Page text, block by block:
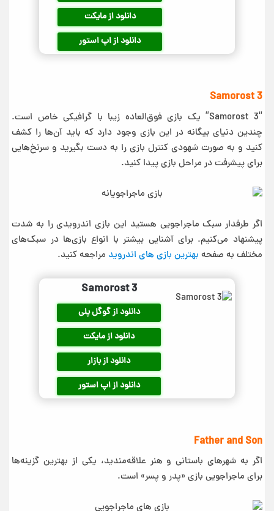
دانلود از مایکت
دانلود از اپ استور
Samorost 3
“Samorost 3” یک بازی فوق‌العاده زیبا با گرافیکی خاص است.
چندین دنیای بیگانه در این بازی وجود دارد که باید آن‌ها را کشف
کنید و به صورت شهودی کنترل بازی را به دست بگیرید و سرنخ‌هایی
برای پیشرفت در مراحل بازی پیدا کنید.
اگر طرفدار سبک ماجراجویی هستید این بازی اندرویدی را به شدت
پیشنهاد می‌کنیم. برای آشنایی بیشتر با انواع بازی‌ها در سبک‌های
مختلف به صفحه بهترین بازی های اندروید مراجعه کنید.
Samorost 3
دانلود از گوگل پلی
دانلود از مایکت
دانلود از بازار
دانلود از اپ استور
Father and Son‏
اگر به شهرهای باستانی و هنر علاقه‌مندید، یکی از بهترین گزینه‌ها
برای ماجراجویی بازی «پدر و پسر» است.